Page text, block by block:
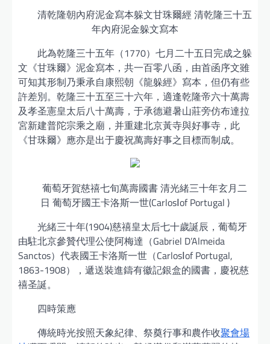
清乾隆朝內府泥金寫本躲文甘珠爾經 清乾隆三十五
年內府泥金躲文寫本
此為乾隆三十五年（1770）七月二十五日完成之躲
文《甘珠爾》泥金寫本，共一百零八函，由首函序文雖
可知其形制乃秉承自康熙朝《龍躲經》寫本，但仍有些
許差別。乾隆三十五至三十六年，適逢乾隆帝六十萬壽
及孝圣憲皇太后八十萬壽，于承德避暑山莊旁仿布達拉
宮新建普陀宗乘之廟，并重建北京黃寺與好事寺，此
《甘珠爾》應亦是出于慶祝萬壽好事之目標而制成。
葡萄牙賀慈禧七旬萬壽國書 清光緒三十年玄月二
日 葡萄牙國王卡洛斯一世(CarlosⅠof Portugal )
光緒三十年(1904)慈禧皇太后七十歲誕辰，葡萄牙
由駐北京參贊代理公使阿梅達（Gabriel D’Almeida
Sanctos）代表國王卡洛斯一世（CarlosⅠof Portugal,
1863-1908），遞送裝進鑄有徽記銀盒的國書，慶祝慈
禧圣誕。
四時策應
傳統時光按照天象紀律、祭奠行事和農作收聚會場